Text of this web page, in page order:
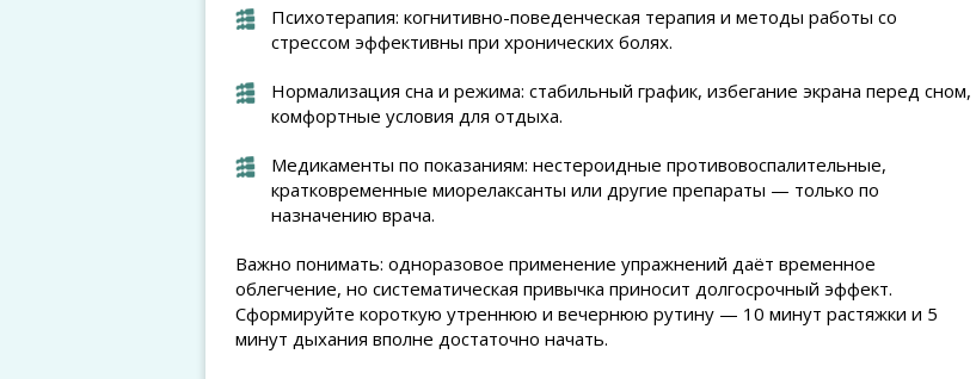
Психотерапия: когнитивно-поведенческая терапия и методы работы со
стрессом эффективны при хронических болях.
Нормализация сна и режима: стабильный график, избегание экрана перед сном,
комфортные условия для отдыха.
Медикаменты по показаниям: нестероидные противовоспалительные,
кратковременные миорелаксанты или другие препараты — только по
назначению врача.
Важно понимать: одноразовое применение упражнений даёт временное
облегчение, но систематическая привычка приносит долгосрочный эффект.
Сформируйте короткую утреннюю и вечернюю рутину — 10 минут растяжки и 5
минут дыхания вполне достаточно начать.